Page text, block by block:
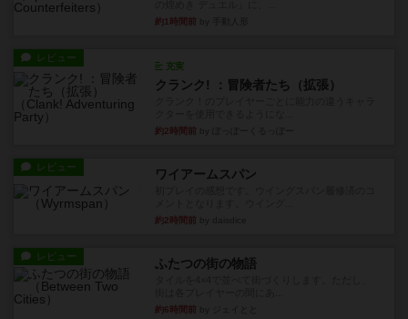
約1時間前
レビュー
充実
クランク! ：冒険者たち（拡張）
約2時間前
レビュー ワイアームスパン
約2時間前
レビュー ふたつの街の物語
約6時間前